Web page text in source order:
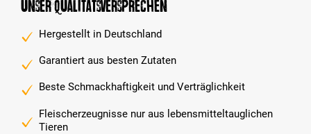
Unser Qualitätsversprechen
Hergestellt in Deutschland
Garantiert aus besten Zutaten
Beste Schmackhaftigkeit und Verträglichkeit
Fleischerzeugnisse nur aus lebensmitteltauglichen
Tieren